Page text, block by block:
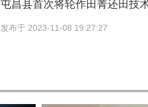
屯昌县首次将轮作田菁还田技
发布于 2023-11-08 19:27:27